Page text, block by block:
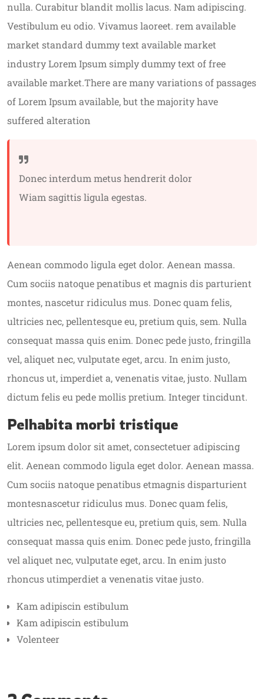
nulla. Curabitur blandit mollis lacus. Nam adipiscing.
Vestibulum eu odio. Vivamus laoreet. rem available
market standard dummy text available market
industry Lorem Ipsum simply dummy text of free
available market.There are many variations of passages
of Lorem Ipsum available, but the majority have
suffered alteration
Donec interdum metus hendrerit dolor
Wiam sagittis ligula egestas.
Aenean commodo ligula eget dolor. Aenean massa.
Cum sociis natoque penatibus et magnis dis parturient
montes, nascetur ridiculus mus. Donec quam felis,
ultricies nec, pellentesque eu, pretium quis, sem. Nulla
consequat massa quis enim. Donec pede justo, fringilla
vel, aliquet nec, vulputate eget, arcu. In enim justo,
rhoncus ut, imperdiet a, venenatis vitae, justo. Nullam
dictum felis eu pede mollis pretium. Integer tincidunt.
Pelhabita morbi tristique
Lorem ipsum dolor sit amet, consectetuer adipiscing
elit. Aenean commodo ligula eget dolor. Aenean massa.
Cum sociis natoque penatibus etmagnis disparturient
montesnascetur ridiculus mus. Donec quam felis,
ultricies nec, pellentesque eu, pretium quis, sem. Nulla
consequat massa quis enim. Donec pede justo, fringilla
vel aliquet nec, vulputate eget, arcu. In enim justo
rhoncus utimperdiet a venenatis vitae justo.
Kam adipiscin estibulum
Kam adipiscin estibulum
Volenteer